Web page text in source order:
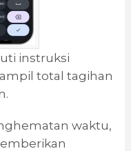
instruksi
total tagihan
waktu,